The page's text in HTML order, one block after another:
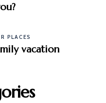
PLACES
vacation